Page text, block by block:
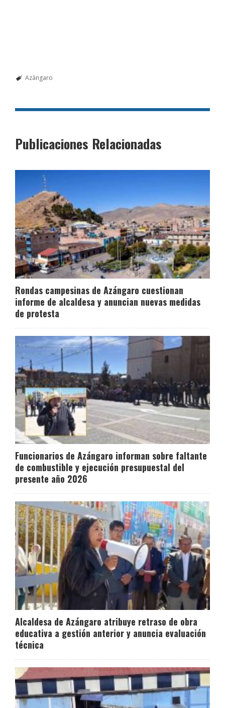
Azángaro
Publicaciones Relacionadas
Rondas campesinas de Azángaro cuestionan
informe de alcaldesa y anuncian nuevas medidas
de protesta
Funcionarios de Azángaro informan sobre faltante
de combustible y ejecución presupuestal del
presente año 2026
Alcaldesa de Azángaro atribuye retraso de obra
educativa a gestión anterior y anuncia evaluación
técnica